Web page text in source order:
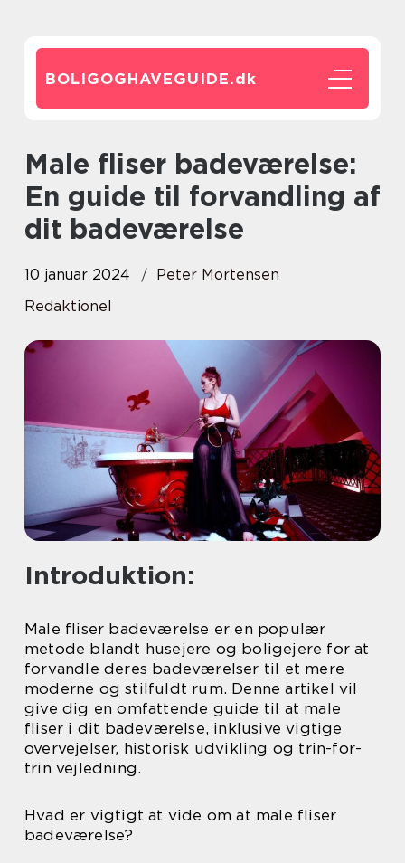
BOLIGOGHAVEGUIDE.dk
Male fliser badeværelse:
En guide til forvandling af
dit badeværelse
10 januar 2024
Peter Mortensen
Redaktionel
Introduktion:
Male fliser badeværelse er en populær
metode blandt husejere og boligejere for at
forvandle deres badeværelser til et mere
moderne og stilfuldt rum. Denne artikel vil
give dig en omfattende guide til at male
fliser i dit badeværelse, inklusive vigtige
overvejelser, historisk udvikling og trin-for-
trin vejledning.
Hvad er vigtigt at vide om at male fliser
badeværelse?